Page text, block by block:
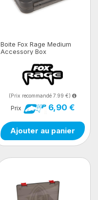
Boite Fox Rage Medium
Accessory Box
(Prix recommandé 7.99 €)
Prix 6,90 €
Ajouter au panier